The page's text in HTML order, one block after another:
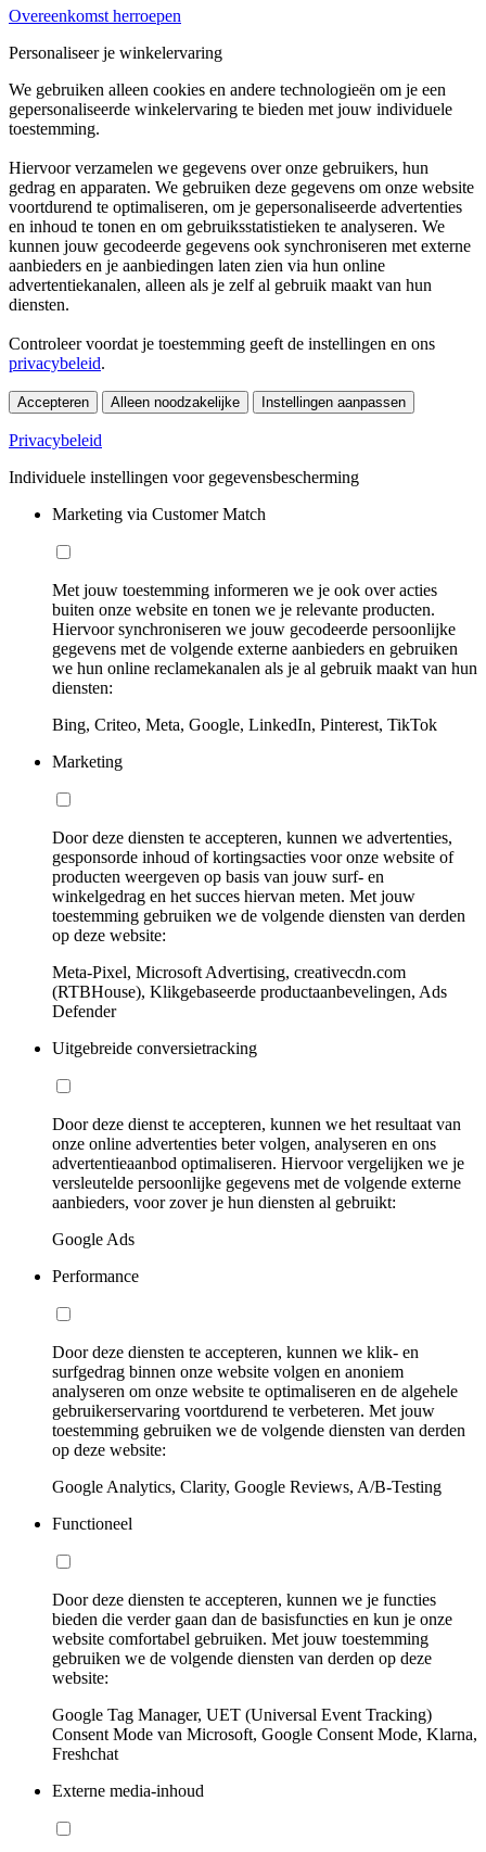
Overeenkomst herroepen
Personaliseer je winkelervaring
We gebruiken alleen cookies en andere technologieën om je een
gepersonaliseerde winkelervaring te bieden met jouw individuele
toestemming.
Hiervoor verzamelen we gegevens over onze gebruikers, hun
gedrag en apparaten. We gebruiken deze gegevens om onze website
voortdurend te optimaliseren, om je gepersonaliseerde advertenties
en inhoud te tonen en om gebruiksstatistieken te analyseren. We
kunnen jouw gecodeerde gegevens ook synchroniseren met externe
aanbieders en je aanbiedingen laten zien via hun online
advertentiekanalen, alleen als je zelf al gebruik maakt van hun
diensten.
Controleer voordat je toestemming geeft de instellingen en ons
privacybeleid.
Accepteren Alleen noodzakelijke Instellingen aanpassen
Privacybeleid
Individuele instellingen voor gegevensbescherming
Marketing via Customer Match
Met jouw toestemming informeren we je ook over acties
buiten onze website en tonen we je relevante producten.
Hiervoor synchroniseren we jouw gecodeerde persoonlijke
gegevens met de volgende externe aanbieders en gebruiken
we hun online reclamekanalen als je al gebruik maakt van hun
diensten:
Bing, Criteo, Meta, Google, LinkedIn, Pinterest, TikTok
Marketing
Door deze diensten te accepteren, kunnen we advertenties,
gesponsorde inhoud of kortingsacties voor onze website of
producten weergeven op basis van jouw surf- en
winkelgedrag en het succes hiervan meten. Met jouw
toestemming gebruiken we de volgende diensten van derden
op deze website:
Meta-Pixel, Microsoft Advertising, creativecdn.com
(RTBHouse), Klikgebaseerde productaanbevelingen, Ads
Defender
Uitgebreide conversietracking
Door deze dienst te accepteren, kunnen we het resultaat van
onze online advertenties beter volgen, analyseren en ons
advertentieaanbod optimaliseren. Hiervoor vergelijken we je
versleutelde persoonlijke gegevens met de volgende externe
aanbieders, voor zover je hun diensten al gebruikt:
Google Ads
Performance
Door deze diensten te accepteren, kunnen we klik- en
surfgedrag binnen onze website volgen en anoniem
analyseren om onze website te optimaliseren en de algehele
gebruikerservaring voortdurend te verbeteren. Met jouw
toestemming gebruiken we de volgende diensten van derden
op deze website:
Google Analytics, Clarity, Google Reviews, A/B-Testing
Functioneel
Door deze diensten te accepteren, kunnen we je functies
bieden die verder gaan dan de basisfuncties en kun je onze
website comfortabel gebruiken. Met jouw toestemming
gebruiken we de volgende diensten van derden op deze
website:
Google Tag Manager, UET (Universal Event Tracking)
Consent Mode van Microsoft, Google Consent Mode, Klarna,
Freshchat
Externe media-inhoud